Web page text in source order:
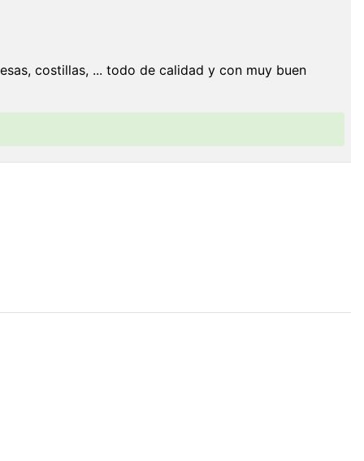
costillas, ... todo de calidad y con muy buen